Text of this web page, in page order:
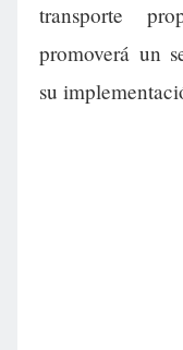
transporte
promoverá un
su